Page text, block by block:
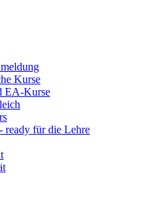
Kurse
EA-Kurse
ready für die Lehre